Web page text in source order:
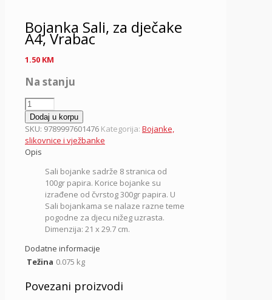
Bojanka Sali, za dječake
A4, Vrabac
1.50 KM
Na stanju
Bojanka
Sali,
za
dječake
A4,
Vrabac
količina
Dodaj u korpu
SKU: 9789997601476 Kategorija: Bojanke,
slikovnice i vježbanke
Opis
Sali bojanke sadrže 8 stranica od
100gr papira. Korice bojanke su
izrađene od čvrstog 300gr papira. U
Sali bojankama se nalaze razne teme
pogodne za djecu nižeg uzrasta.
Dimenzija: 21 x 29.7 cm.
Dodatne informacije
Težina 0.075 kg
Povezani proizvodi